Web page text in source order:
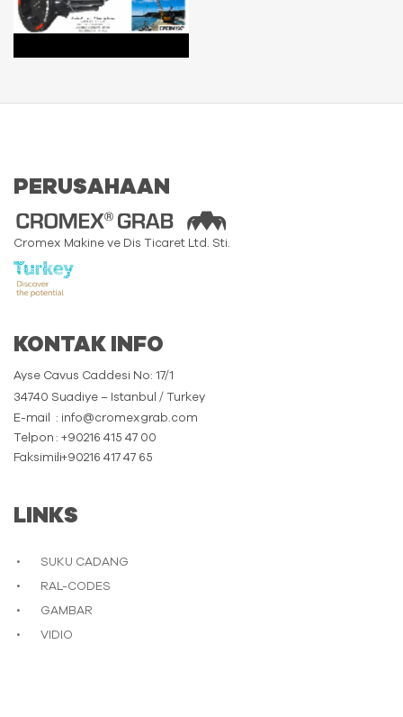
PERUSAHAAN
Cromex Makine ve Dis Ticaret Ltd. Sti.
KONTAK INFO
Ayse Cavus Caddesi No: 17/1
34740 Suadiye – Istanbul / Turkey
E-mail
: info@cromexgrab.com
Telpon : +90216 415 47 00
Faksimili: +90216 417 47 65
LINKS
SUKU CADANG
RAL-CODES
GAMBAR
VIDIO